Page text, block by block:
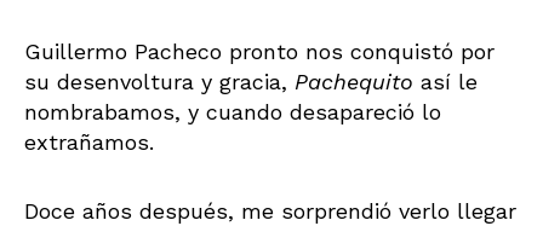
Guillermo Pacheco pronto nos conquistó por
su desenvoltura y gracia, Pachequito así le
nombrabamos, y cuando desapareció lo
extrañamos.
Doce años después, me sorprendió verlo llegar